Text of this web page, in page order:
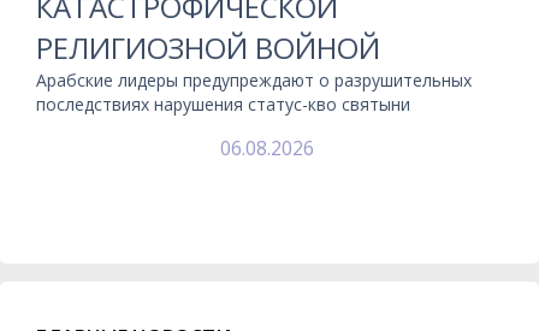
РЕЛИГИОЗНОЙ ВОЙНОЙ
Арабские лидеры предупреждают о разрушительных
последствиях нарушения статус-кво святыни
06.08.2026